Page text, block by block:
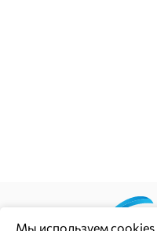
Мы используемcookies